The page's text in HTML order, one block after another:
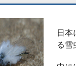
日本
る雪
ピッ